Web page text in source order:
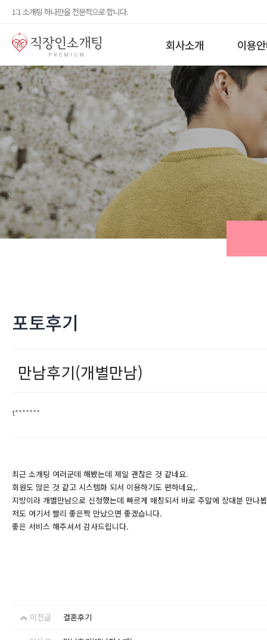
1:1 소개팅 하나만을 전문적으로 합니다.
회사소개 이용
포토후기
만남후기(개별만남)
t*******
최근 소개팅 여러군데 해봤는데 제일 괜찮은 것 같네요.
회원도 많은 것 같고 시스템화 되서 이용하기도 편하네요,.
지방이라 개별만남으로 신청했는데 빠르게 매칭되서 바로 주말에 상대분 만나
저도 여기서 빨리 좋은짝 만났으면 좋겠습니다.
좋은 서비스 해주셔서 감사드립니다.
이전글 결혼후기